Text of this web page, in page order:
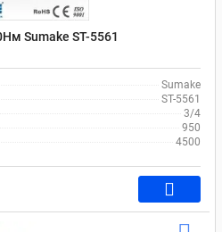
Sumake ST-5561
Sumake
ST-5561
3/4
950
4500